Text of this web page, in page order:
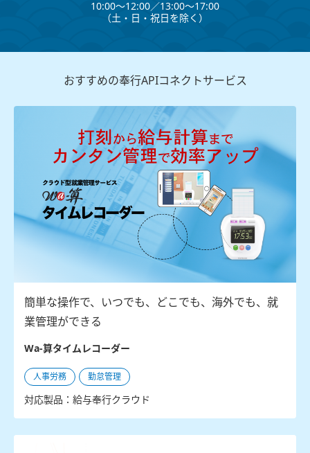
10:00～12:00∕13:00～17:00
（⼟・⽇・祝⽇を除く）
おすすめの奉行APIコネクトサービス
簡単な操作で、いつでも、どこでも、海外でも、就
業管理ができる
Wa-算タイムレコーダー
人事労務 勤怠管理
対応製品：給与奉行クラウド